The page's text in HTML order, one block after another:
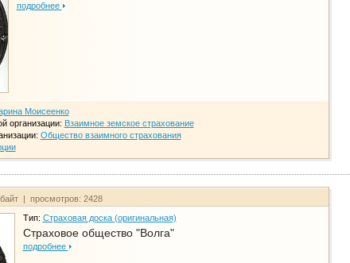
подробнее
Моисеенко
организации: Взаимное земское страхование
Общество взаимного страхования
| просмотров: 2428
Тип: Страховая доска (оригинальная)
Страховое общество "Волга"
подробнее